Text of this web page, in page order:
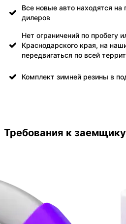
Все новые авто находятся на
дилеров
Нет ограничений по пробегу
Краснодарского края, на
передвигаться по всей
Комплект зимней резины в
Требования к заемщику